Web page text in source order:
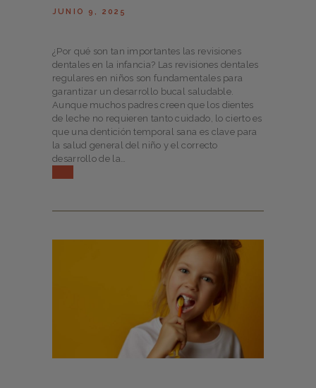
JUNIO 9, 2025
¿Por qué son tan importantes las revisiones
dentales en la infancia? Las revisiones dentales
regulares en niños son fundamentales para
garantizar un desarrollo bucal saludable.
Aunque muchos padres creen que los dientes
de leche no requieren tanto cuidado, lo cierto es
que una dentición temporal sana es clave para
la salud general del niño y el correcto
desarrollo de la…